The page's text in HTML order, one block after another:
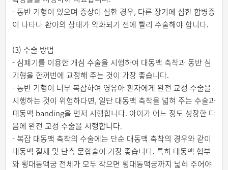
- 동반 기형이 있으며 증상이 심한 경우, 다른 장기에 심한 합병증
이 나타나 환아의 상태가 악화되기 전에 빨리 수술해야 합니다.
(3) 수술 방법
- 심폐기를 이용한 개심 수술을 시행하여 대동맥 축착과 동반 심
기형을 한꺼번에 교정해 주는 것이 가장 좋습니다.
- 동반 기형이 너무 복잡하여 영유아 환자에게 완전 교정 수술을
시행하는 것이 위험하다면, 일단 대동맥 축착을 넓혀 주는 수술과
폐동맥 banding을 먼저 시행합니다. 아이가 어느 정도 성장한 다
음에 완전 교정 수술을 시행합니다.
- 복잡 대동맥 축착의 수술에는 단순 대동맥 축착의 경우와 같이
대동맥 절제 및 단측 문합술이 가장 좋습니다. 특히 대동맥 협부
와 횡대동맥궁 전체가 모두 작으면 횡대동맥궁까지 넓혀 주어야